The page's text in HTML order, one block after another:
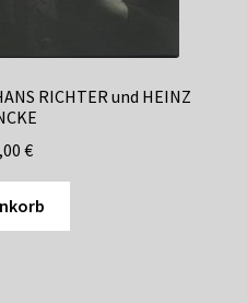
RICHTER und HEINZ
€